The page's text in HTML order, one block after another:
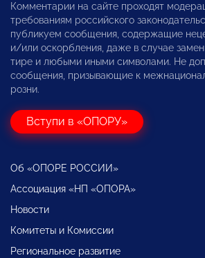
Комментарии на сайте проходят
требованиям российского
публикуем сообщения, содержащие
и/или оскорбления, даже в случае
тире и любыми иными символами. Не
сообщения, призывающие к
розни.
Вступи в «ОПОРУ»
Об «ОПОРЕ РОССИИ»
Ассоциация «НП «ОПОРА»
Новости
Комитеты и Комиссии
Региональное развитие